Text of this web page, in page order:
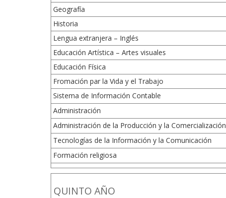
Geografía
Historia
Lengua extranjera – Inglés
Educación Artística – Artes visuales
Educación Física
Fromación par la Vida y el Trabajo
Sistema de Información Contable
Administración
Administración de la Producción y la Comercialización
Tecnologías de la Información y la Comunicación
Formación religiosa
QUINTO AÑO